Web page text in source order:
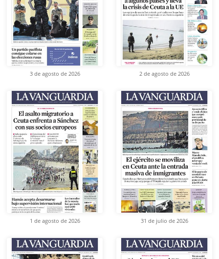
3 de agosto de 2026 2 de agosto de 2026
1 de agosto de 2026 31 de julio de 2026